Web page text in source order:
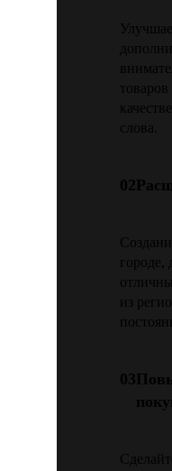
товаров
слова.
02
из
03